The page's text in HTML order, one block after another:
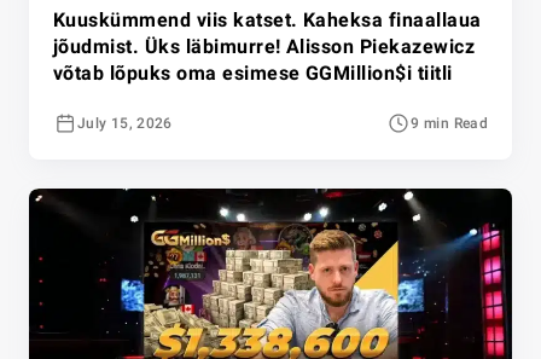
Kuuskümmend viis katset. Kaheksa finaallaua
jõudmist. Üks läbimurre! Alisson Piekazewicz
võtab lõpuks oma esimese GGMillion$i tiitli
July 15, 2026 9 min Read